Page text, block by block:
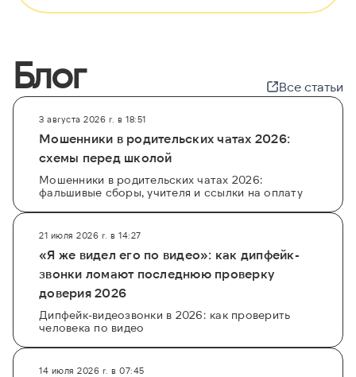
Блог Все статьи
3 августа 2026 г. в 18:51
Мошенники в родительских чатах 2026:
схемы перед школой
Мошенники в родительских чатах 2026:
фальшивые сборы, учителя и ссылки на оплату
21 июля 2026 г. в 14:27
«Я же видел его по видео»: как дипфейк-
звонки ломают последнюю проверку
доверия 2026
Дипфейк-видеозвонки в 2026: как проверить
человека по видео
14 июля 2026 г. в 07:45